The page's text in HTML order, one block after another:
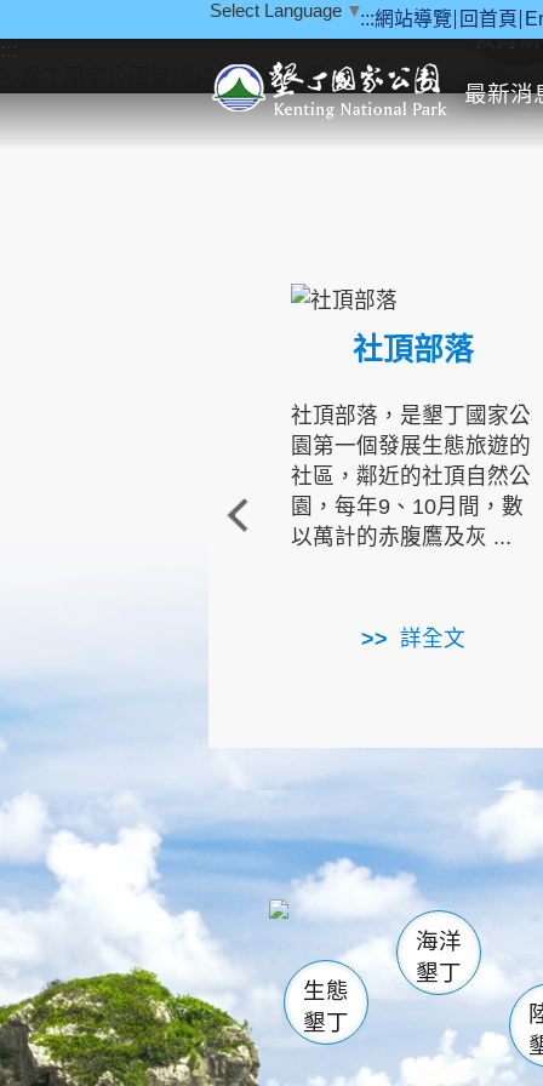
:::網站導覽 回首頁
Select Language ▼
最新消
::: 教育
社頂部落
社頂部落，是墾丁國家公
園第一個發展生態旅遊的
社區，鄰近的社頂自然公
園，每年9、10月間，數
以萬計的赤腹鷹及灰 ...
詳全文
龜山 海生館
恆春
龍鑾潭自
瓊麻館
關山
白砂
生態
墾丁
海洋
墾丁